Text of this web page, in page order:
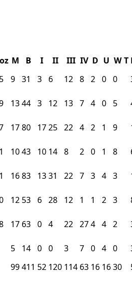
M B I II III IV D U W T
9 31 3 6 12 8 2 0 0
1344 3 12 13 7 4 0 5
1780 1725 22 4 2 1 9
1043 10 14 8 2 0 1 8
1683 1331 22 7 3 4 3
12 53 6 28 12 1 1 2 3
17 63 0 4 22 274 4 2
5 14 0 0 3 7 0 4 0
99411 52 120 114 63 16 1630